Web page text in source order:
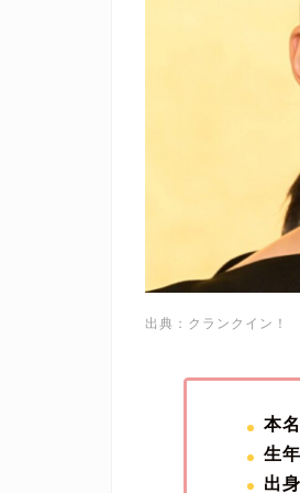
出典：クランクイン！
本名
生
出